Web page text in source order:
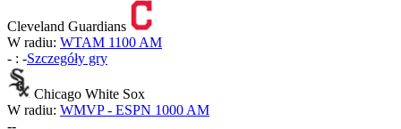
Cleveland Guardians
W radiu: WTAM 1100 AM
- : -Szczegóły gry
Chicago White Sox
W radiu: WMVP - ESPN 1000 AM